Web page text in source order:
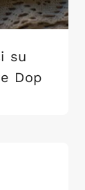
su
Dop